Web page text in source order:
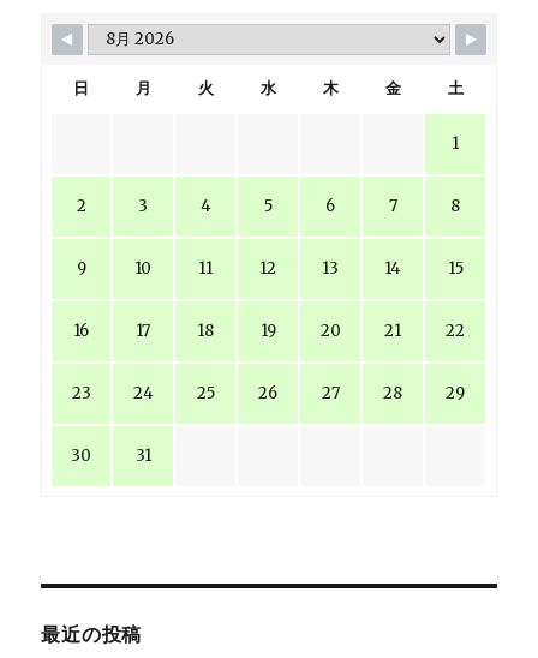
日 月 火 水 木 金 土
1
2 3 4 5 6 7 8
9 10 11 12 13 14 15
16 17 18 19 20 21 22
23 24 25 26 27 28 29
30 31
最近の投稿